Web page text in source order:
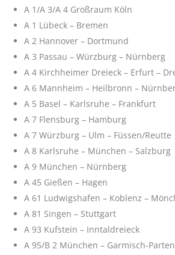
A 1/A 3/A 4 Großraum Köln
A 1 Lübeck – Bremen
A 2 Hannover – Dortmund
A 3 Passau – Würzburg – Nürnberg
A 4 Kirchheimer Dreieck – Erfurt –
A 6 Mannheim – Heilbronn –
A 5 Basel – Karlsruhe – Frankfurt
A 7 Flensburg – Hamburg
A 7 Würzburg – Ulm – Füssen/Reutte
A 8 Karlsruhe – München – Salzburg
A 9 München – Nürnberg
A 45 Gießen – Hagen
A 61 Ludwigshafen – Koblenz –
A 81 Singen – Stuttgart
A 93 Kufstein – Inntaldreieck
A 95/B 2 München – Garmisch-